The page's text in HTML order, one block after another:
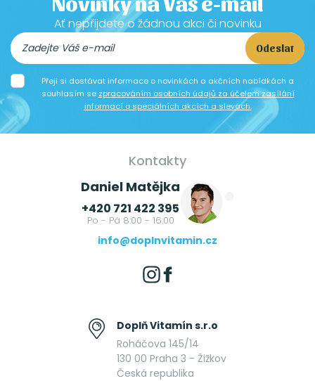
Ať nepřijdete o žádnou akci či novinku
Odeslat
Přeji si dostávat informace o novinkách a akčních nabídkách a
souhlasím se zpracováním osobních údajů za účelem zasílání
informací o speciálních akcích a slevách.
Kontakty
Daniel Matějka
+420 721 422 395
Po - Pá 8:00 - 16:00
info@doplnvitamin.cz
Doplň Vitamín s.r.o
Roháčova 145/14
130 00 Praha 3 - Žižkov
Česká republika